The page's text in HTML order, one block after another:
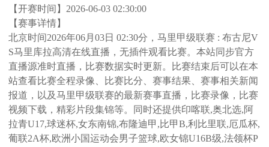
【开赛时间】 2026-06-03 02:30:00
【赛事详情】
北京时间2026年06月03日 02:30分，马里甲级联赛 : 布古尼V
S马里库拉高清在线直播，无插件观看比赛。本站同步官方
直播源准时直播，比赛数据实时更新。比赛结束后可以在本
站查看比赛全程录像、比赛比分、赛事结果、赛事相关新闻
报道，以及马里甲级联赛的最新赛事直播，比赛录像，比赛
视频下载，精彩片段集锦等。同时还提供印喀联,奥北选,阿
拉青U17,球迷杯,女东南锦,布隆迪甲,比甲B,利比里联,厄瓜杯,
葡联2A杯,欧洲小国运动会男子篮球,欧女锦U16B级,法领杯P